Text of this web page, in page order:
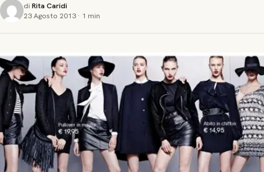
di Rita Caridi
23 Agosto 2013 · 1 min